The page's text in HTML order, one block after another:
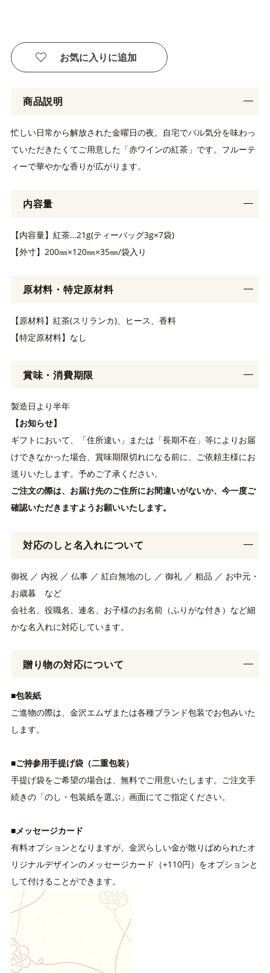
お気に入りに追加
商品説明
忙しい日常から解放された金曜日の夜。自宅でバル気分を味わっ
ていただきたくてご用意した「赤ワインの紅茶」です。フルーテ
ィーで華やかな香りが広がります。
内容量
【内容量】紅茶…21g(ティーバッグ3g×7袋)
【外寸】200㎜×120㎜×35㎜/袋入り
原材料・特定原材料
【原材料】紅茶(スリランカ)、ヒース、香料
【特定原材料】なし
賞味・消費期限
製造日より半年
【お知らせ】
ギフトにおいて、「住所違い」または「長期不在」等によりお届
けできなかった場合、賞味期限切れになる前に、ご依頼主様にお
送りいたします。予めご了承ください。
ご注文の際は、お届け先のご住所にお間違いがないか、今一度ご
確認いただきますようお願いいたします。
対応のしと名入れについて
御祝 ／ 内祝 ／ 仏事 ／ 紅白無地のし ／ 御礼 ／ 粗品 ／ お中元・
お歳暮 など
会社名、役職名、連名、お子様のお名前（ふりがな付き）など細
かな名入れに対応しています。
贈り物の対応について
■包装紙
ご進物の際は、金沢エムザまたは各種ブランド包装でお包みいた
します。
■ご持参用手提げ袋（二重包装）
手提げ袋をご希望の場合は、無料でご用意いたします。ご注文手
続きの「のし・包装紙を選ぶ」画面にてご指定ください。
■メッセージカード
有料オプションとなりますが、金沢らしい金が散りばめられたオ
リジナルデザインのメッセージカード（+110円）をオプションと
して付けることができます。